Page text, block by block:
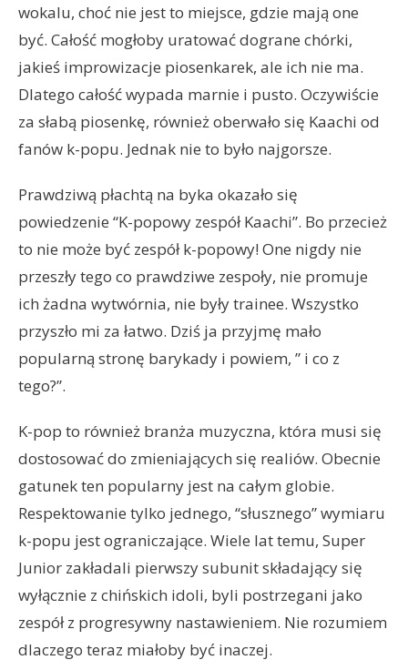
wokalu, choć nie jest to miejsce, gdzie mają one
być. Całość mogłoby uratować dograne chórki,
jakieś improwizacje piosenkarek, ale ich nie ma.
Dlatego całość wypada marnie i pusto. Oczywiście
za słabą piosenkę, również oberwało się Kaachi od
fanów k-popu. Jednak nie to było najgorsze.
Prawdziwą płachtą na byka okazało się
powiedzenie “K-popowy zespół Kaachi”. Bo przecież
to nie może być zespół k-popowy! One nigdy nie
przeszły tego co prawdziwe zespoły, nie promuje
ich żadna wytwórnia, nie były trainee. Wszystko
przyszło mi za łatwo. Dziś ja przyjmę mało
popularną stronę barykady i powiem, ” i co z
tego?”.
K-pop to również branża muzyczna, która musi się
dostosować do zmieniających się realiów. Obecnie
gatunek ten popularny jest na całym globie.
Respektowanie tylko jednego, “słusznego” wymiaru
k-popu jest ograniczające. Wiele lat temu, Super
Junior zakładali pierwszy subunit składający się
wyłącznie z chińskich idoli, byli postrzegani jako
zespół z progresywny nastawieniem. Nie rozumiem
dlaczego teraz miałoby być inaczej.